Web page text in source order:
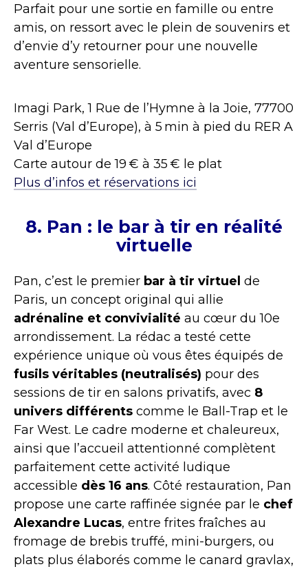
Parfait pour une sortie en famille ou entre
amis, on ressort avec le plein de souvenirs et
d’envie d’y retourner pour une nouvelle
aventure sensorielle.
Imagi Park, 1 Rue de l’Hymne à la Joie, 77700
Serris (Val d’Europe), à 5 min à pied du RER A
Val d’Europe
Carte autour de 19 € à 35 € le plat
Plus d’infos et réservations ici
8. Pan : le bar à tir en réalité
virtuelle
Pan, c’est le premier bar à tir virtuel de
Paris, un concept original qui allie
adrénaline et convivialité au cœur du 10e
arrondissement. La rédac a testé cette
expérience unique où vous êtes équipés de
fusils véritables (neutralisés) pour des
sessions de tir en salons privatifs, avec 8
univers différents comme le Ball-Trap et le
Far West. Le cadre moderne et chaleureux,
ainsi que l’accueil attentionné complètent
parfaitement cette activité ludique
accessible dès 16 ans. Côté restauration, Pan
propose une carte raffinée signée par le chef
Alexandre Lucas, entre frites fraîches au
fromage de brebis truffé, mini-burgers, ou
plats plus élaborés comme le canard gravlax,